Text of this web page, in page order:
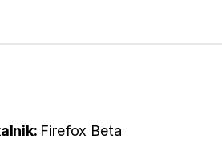
Firefox Beta